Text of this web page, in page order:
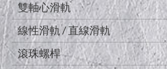
雙軸心滑軌
線性滑軌 / 直線滑軌
滾珠螺桿